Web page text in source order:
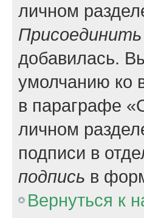
личном
Присоединить
добавилась.
умолчанию ко
в параграфе
личном
подписи в
подпись в
Вернуться к